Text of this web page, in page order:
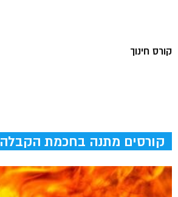
קורס חינוך
קורסים מתנה בחכמת הקבלה